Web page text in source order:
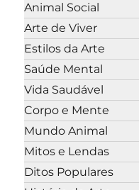
Animal Social
Arte de Viver
Estilos da Arte
Saúde Mental
Vida Saudável
Corpo e Mente
Mundo Animal
Mitos e Lendas
Ditos Populares